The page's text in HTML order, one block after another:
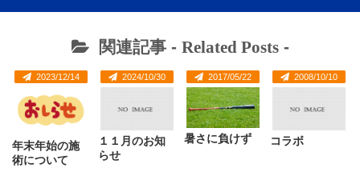
関連記事 - Related Posts-
2023/12/14
年末年始の施
術について
2024/10/30
１１月のお知
らせ
2017/05/22
暑さに負けず
2008/10/10
コラボ